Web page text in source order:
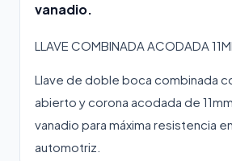
vanadio.
LLAVE COMBINADA ACODADA
Llave de doble boca combinada
abierto y corona acodada de
vanadio para máxima resistencia
automotriz.